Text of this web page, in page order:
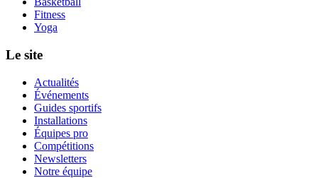
Fitness
Yoga
Le site
Actualités
Événements
Guides sportifs
Installations
Équipes pro
Compétitions
Newsletters
Notre équipe